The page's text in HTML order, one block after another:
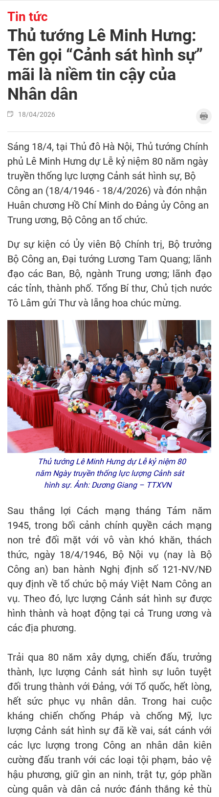
Tin tức
Thủ tướng Lê Minh Hưng:
Tên gọi “Cảnh sát hình sự”
mãi là niềm tin cậy của
Nhân dân
18/04/2026
Sáng 18/4, tại Thủ đô Hà Nội, Thủ tướng Chính
phủ Lê Minh Hưng dự Lễ kỷ niệm 80 năm ngày
truyền thống lực lượng Cảnh sát hình sự, Bộ
Công an (18/4/1946 - 18/4/2026) và đón nhận
Huân chương Hồ Chí Minh do Đảng ủy Công an
Trung ương, Bộ Công an tổ chức.
Dự sự kiện có Ủy viên Bộ Chính trị, Bộ trưởng
Bộ Công an, Đại tướng Lương Tam Quang; lãnh
đạo các Ban, Bộ, ngành Trung ương; lãnh đạo
các tỉnh, thành phố. Tổng Bí thư, Chủ tịch nước
Tô Lâm gửi Thư và lẵng hoa chúc mừng.
Thủ tướng Lê Minh Hưng dự Lễ kỷ niệm 80
năm Ngày truyền thống lực lượng Cảnh sát
hình sự. Ảnh: Dương Giang – TTXVN
Sau thắng lợi Cách mạng tháng Tám năm
1945, trong bối cảnh chính quyền cách mạng
non trẻ đối mặt với vô vàn khó khăn, thách
thức, ngày 18/4/1946, Bộ Nội vụ (nay là Bộ
Công an) ban hành Nghị định số 121-NV/NĐ
quy định về tổ chức bộ máy Việt Nam Công an
vụ. Theo đó, lực lượng Cảnh sát hình sự được
hình thành và hoạt động tại cả Trung ương và
các địa phương.
Trải qua 80 năm xây dựng, chiến đấu, trưởng
thành, lực lượng Cảnh sát hình sự luôn tuyệt
đối trung thành với Đảng, với Tổ quốc, hết lòng,
hết sức phục vụ nhân dân. Trong hai cuộc
kháng chiến chống Pháp và chống Mỹ, lực
lượng Cảnh sát hình sự đã kề vai, sát cánh với
các lực lượng trong Công an nhân dân kiên
cường đấu tranh với các loại tội phạm, bảo vệ
hậu phương, giữ gìn an ninh, trật tự, góp phần
cùng quân và dân cả nước đánh thắng kẻ thù